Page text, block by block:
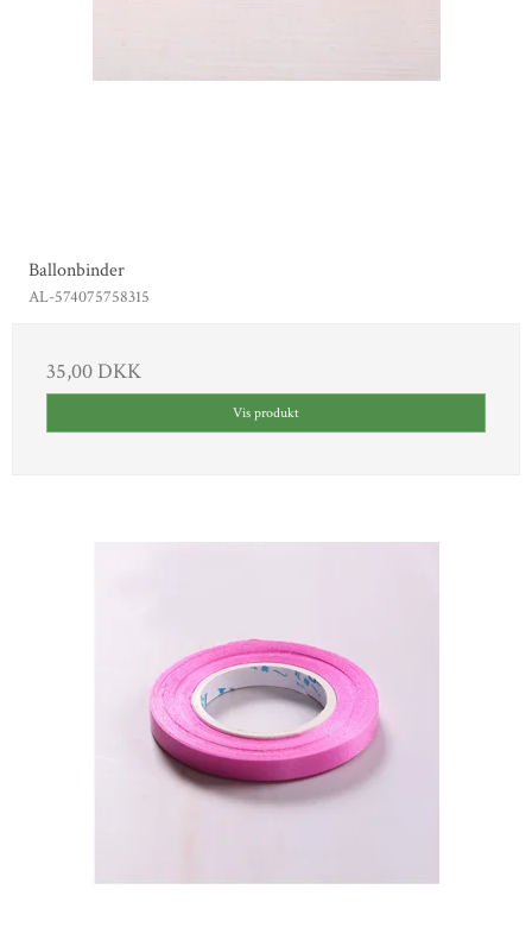
Ballonbinder
AL-574075758315
35,00 DKK
Vis produkt